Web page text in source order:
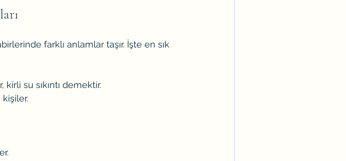
farklı anlamlar taşır. İşte en sık
kirli su sıkıntı demektir.